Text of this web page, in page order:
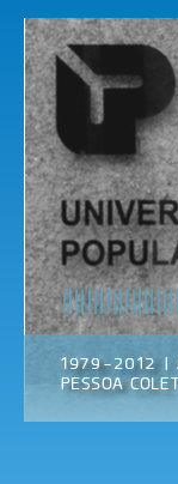
Popular do
Porto
Associação
Cultural